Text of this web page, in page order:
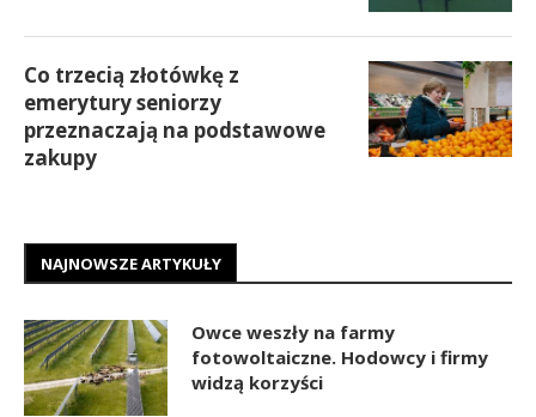
Co trzecią złotówkę z
emerytury seniorzy
przeznaczają na podstawowe
zakupy
NAJNOWSZE ARTYKUŁY
Owce weszły na farmy
fotowoltaiczne. Hodowcy i firmy
widzą korzyści